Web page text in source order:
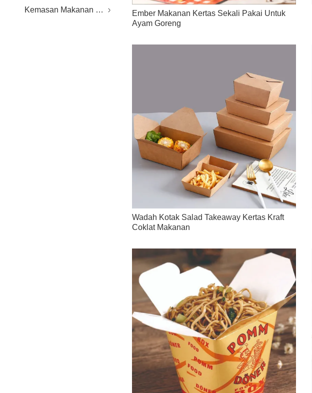
Kemasan Makanan Plastik
Ember Makanan Kertas Sekali Pakai Untuk
Ayam Goreng
Wadah Kotak Salad Takeaway Kertas Kraft
Coklat Makanan